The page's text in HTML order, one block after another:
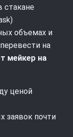
стакане
объемах и
на
мейкер на
ценой
заявок почти